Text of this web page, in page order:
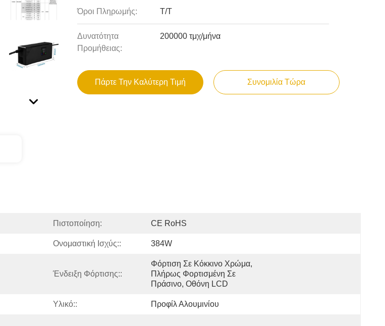
Όροι Πληρωμής: T/T
Δυνατότητα
Προμήθειας:
200000 τμχ/μήνα
Πάρτε Την Καλύτερη Τιμή Συνομιλία Τώρα
Πιστοποίηση: CE RoHS
Ονομαστική Ισχύς:: 384W
Ένδειξη Φόρτισης::
Φόρτιση Σε Κόκκινο Χρώμα,
Πλήρως Φορτισμένη Σε
Πράσινο, Οθόνη LCD
Υλικό:: Προφίλ Αλουμινίου